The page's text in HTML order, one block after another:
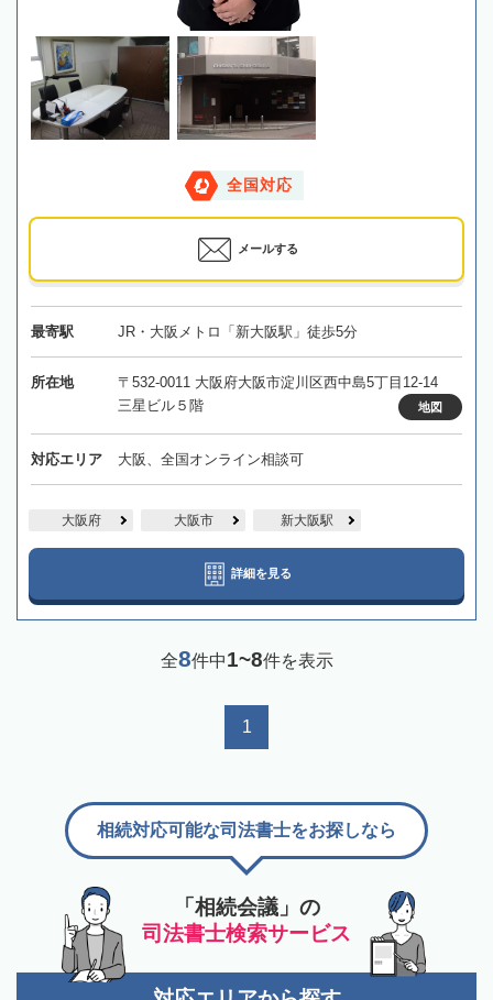
全国対応
メールする
最寄駅 JR・大阪メトロ「新大阪駅」徒歩5分
所在地
〒532-0011 大阪府大阪市淀川区西中島5丁目12-14
三星ビル５階
地図
対応エリア 大阪、全国オンライン相談可
大阪府 大阪市 新大阪駅
詳細を見る
全8件中1~8件を表示
1
「相続会議」の
司法書士検索サービス
相続対応可能な司法書士をお探しなら